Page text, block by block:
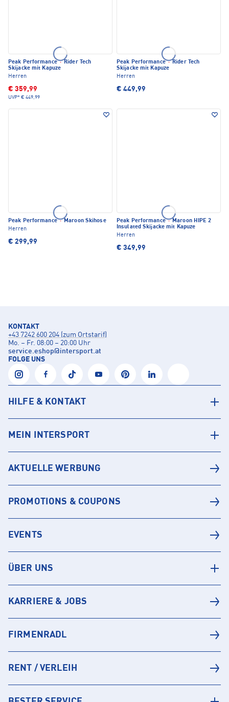
Peak Performance·Rider Tech
Skijacke mit Kapuze
Herren
€ 359,99
UVP* € 449,99
Peak Performance·Rider Tech
Skijacke mit Kapuze
Herren
€ 449,99
Peak Performance·Maroon Skihose
Herren
€ 299,99
Peak Performance·Maroon HIPE 2
Insulated Skijacke mit Kapuze
Herren
€ 349,99
KONTAKT
+43 7242 600 204 (zum Ortstarif)
Mo. – Fr. 08:00 – 20:00 Uhr
service.eshop@intersport.at
FOLGE UNS
HILFE & KONTAKT
MEIN INTERSPORT
AKTUELLE WERBUNG
PROMOTIONS & COUPONS
EVENTS
ÜBER UNS
KARRIERE & JOBS
FIRMENRADL
RENT / VERLEIH